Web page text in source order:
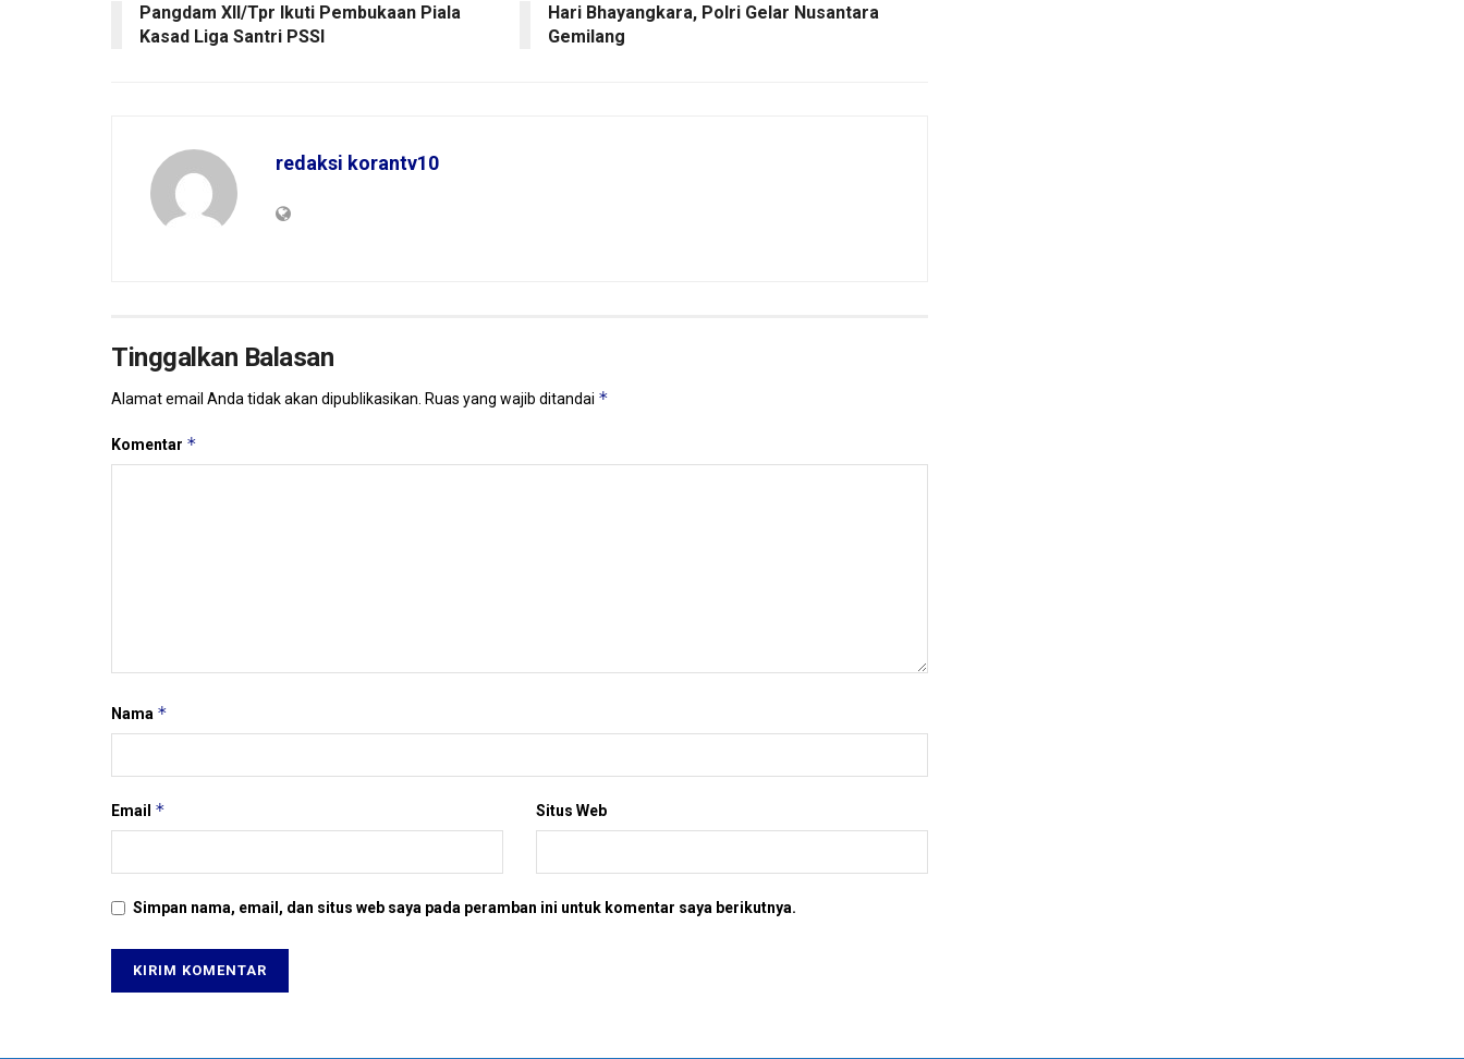
Pangdam XII/Tpr Ikuti Pembukaan Piala
Kasad Liga Santri PSSI
Hari Bhayangkara, Polri Gelar Nusantara
Gemilang
redaksi korantv10
Tinggalkan Balasan
Alamat email Anda tidak akan dipublikasikan. Ruas yang wajib ditandai *
Komentar *
Nama *
Email * Situs Web
Simpan nama, email, dan situs web saya pada peramban ini untuk komentar saya berikutnya.